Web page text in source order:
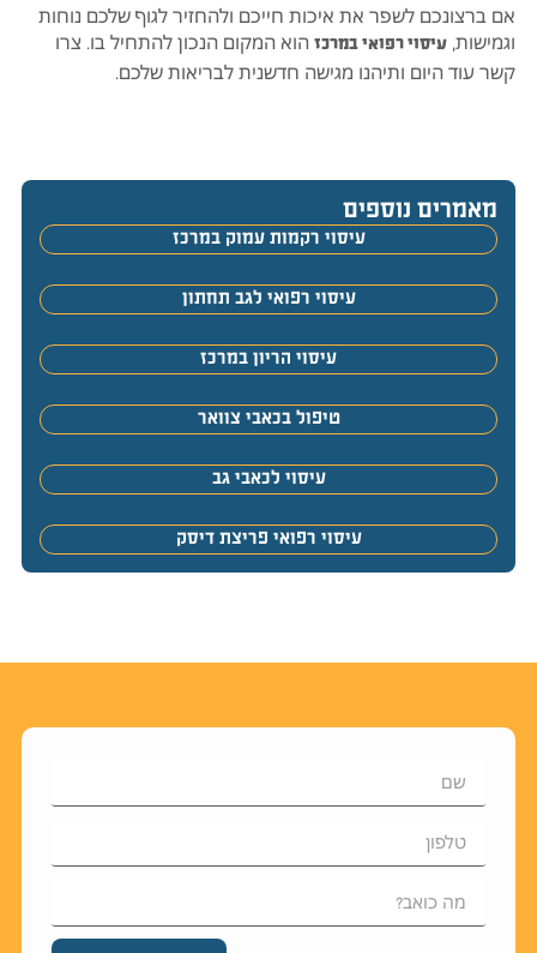
אם ברצונכם לשפר את איכות חייכם ולהחזיר לגוף שלכם נוחות
וגמישות, עיסוי רפואי במרכזהוא המקום הנכון להתחיל בו. צרו
קשר עוד היום ותיהנו מגישה חדשנית לבריאות שלכם.
מאמרים נוספים
עיסוי רקמות עמוק במרכז
עיסוי רפואי לגב תחתון
עיסוי הריון במרכז
טיפול בכאבי צוואר
עיסוי לכאבי גב
עיסוי רפואי פריצת דיסק